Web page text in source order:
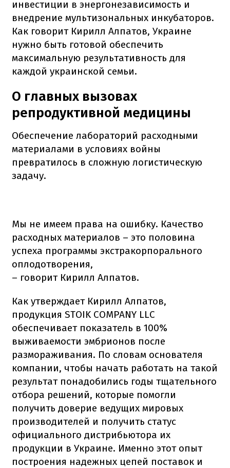
инвестиции в энергонезависимость и
внедрение мультизональных инкубаторов.
Как говорит Кирилл Алпатов, Украине
нужно быть готовой обеспечить
максимальную результативность для
каждой украинской семьи.
О главных вызовах
репродуктивной медицины
Обеспечение лабораторий расходными
материалами в условиях войны
превратилось в сложную логистическую
задачу.
Мы не имеем права на ошибку. Качество
расходных материалов – это половина
успеха программы экстракорпорального
оплодотворения,
– говорит Кирилл Алпатов.
Как утверждает Кирилл Алпатов,
продукция STOIK COMPANY LLC
обеспечивает показатель в 100%
выживаемости эмбрионов после
размораживания. По словам основателя
компании, чтобы начать работать на такой
результат понадобились годы тщательного
отбора решений, которые помогли
получить доверие ведущих мировых
производителей и получить статус
официального дистрибьютора их
продукции в Украине. Именно этот опыт
построения надежных цепей поставок и